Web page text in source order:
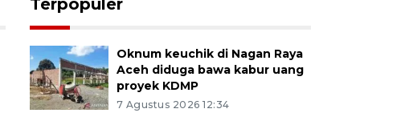
Terpopuler
Oknum keuchik di Nagan Raya
Aceh diduga bawa kabur uang
proyek KDMP
7 Agustus 2026 12:34